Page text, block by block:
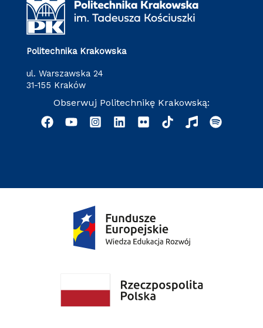
Politechnika Krakowska
ul. Warszawska 24
31-155 Kraków
Obserwuj Politechnikę Krakowską: